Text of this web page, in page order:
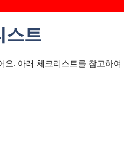
스트
. 아래 체크리스트를 참고하